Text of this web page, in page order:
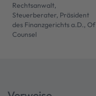
Rechtsanwalt,
Steuerberater, Präsident
des Finanzgerichts a.D., Of
Counsel